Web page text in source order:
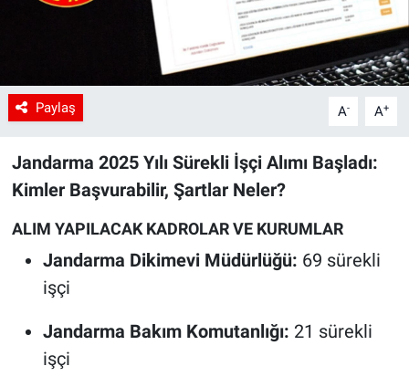
Paylaş A- A+
Jandarma 2025 Yılı Sürekli İşçi Alımı Başladı:
Kimler Başvurabilir, Şartlar Neler?
ALIM YAPILACAK KADROLAR VE KURUMLAR
Jandarma Dikimevi Müdürlüğü: 69 sürekli
işçi
Jandarma Bakım Komutanlığı: 21 sürekli
işçi